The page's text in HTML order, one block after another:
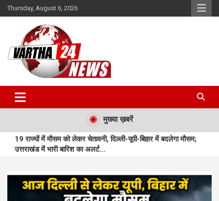
Skip
to
Thursday, August 6, 2026
Vartha 24
मुख्या ख़बरें
19 राज्यों में मौसम को लेकर चेतावनी, दिल्ली-यूपी-बिहार में बदलेगा मौसम;
उत्तराखंड में भारी बारिश का अलर्ट…
शुभारंभ…
मुंगेली : प्राकृतिक बीजों से सजी राखियां बनीं आत्मनिर्भरता की नई पहचान…